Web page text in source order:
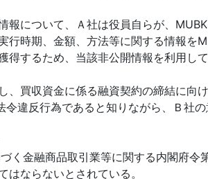
報について、Ａ社は役員自らが、
行時期、金額、方法等に関する情報
得するため、当該非公開情報を利用し
、買収資金に係る融資契約の締結に向
令違反行為であると知りながら、Ｂ社
く金融商品取引業等に関する内閣府
はならないとされている。